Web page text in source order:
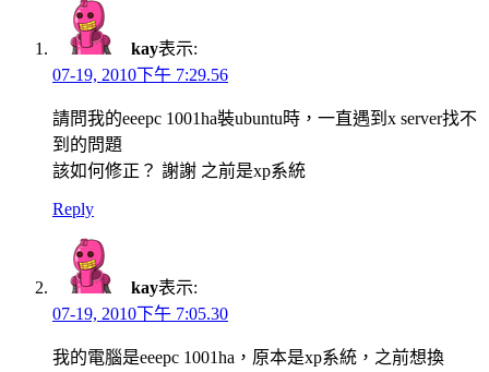
kay表示:
07-19, 2010下午 7:29.56
請問我的eeepc 1001ha裝ubuntu時，一直遇到x server找不
到的問題
該如何修正？ 謝謝 之前是xp系統
Reply
kay表示:
07-19, 2010下午 7:05.30
我的電腦是eeepc 1001ha，原本是xp系統，之前想換